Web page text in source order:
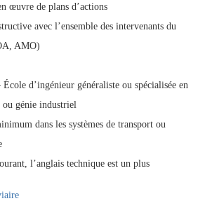
œuvre de plans d’actions
avec l’ensemble des intervenants du
AMO)
d’ingénieur généraliste ou spécialisée en
ou génie industriel
dans les systèmes de transport ou
l’anglais technique est un plus